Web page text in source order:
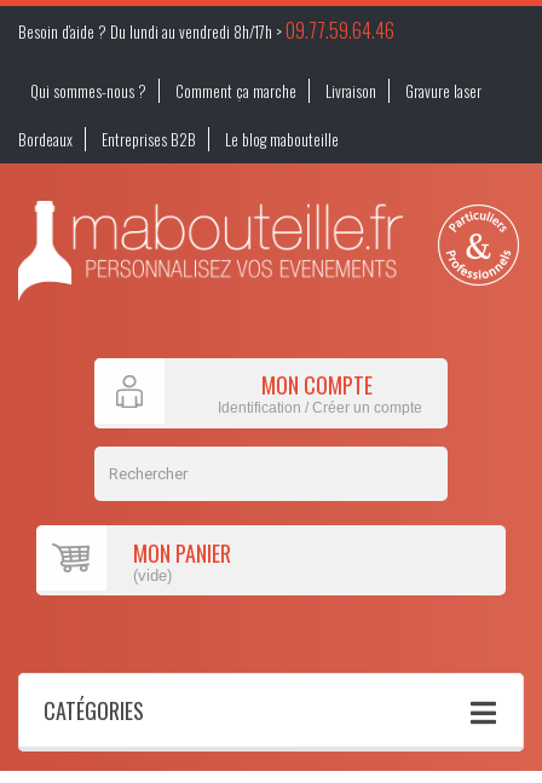
Besoin d’aide ? Du lundi au vendredi 8h/17h >09.77.59.64.46
Qui sommes-nous ? Comment ça marche Livraison
Gravure laser
Bordeaux
Entreprises B2B Le blog mabouteille
MON COMPTE
Identification / Créer un compte
MON PANIER
(vide)
CATÉGORIES